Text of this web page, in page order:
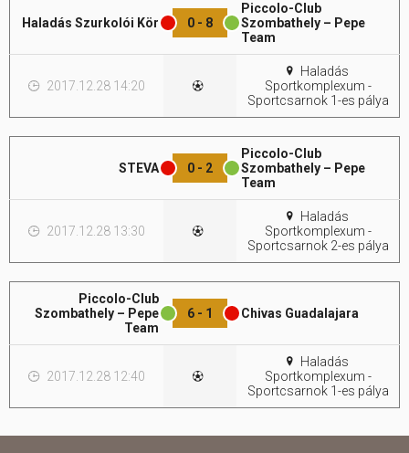
Haladás Szurkolói Kör 0 - 8
Piccolo-Club
Szombathely – Pepe
Team
2017.12.28 14:20
Haladás
Sportkomplexum -
Sportcsarnok 1-es pálya
STEVA 0 - 2
Piccolo-Club
Szombathely – Pepe
Team
2017.12.28 13:30
Haladás
Sportkomplexum -
Sportcsarnok 2-es pálya
Piccolo-Club
Szombathely – Pepe
Team
6 - 1 Chivas Guadalajara
2017.12.28 12:40
Haladás
Sportkomplexum -
Sportcsarnok 1-es pálya